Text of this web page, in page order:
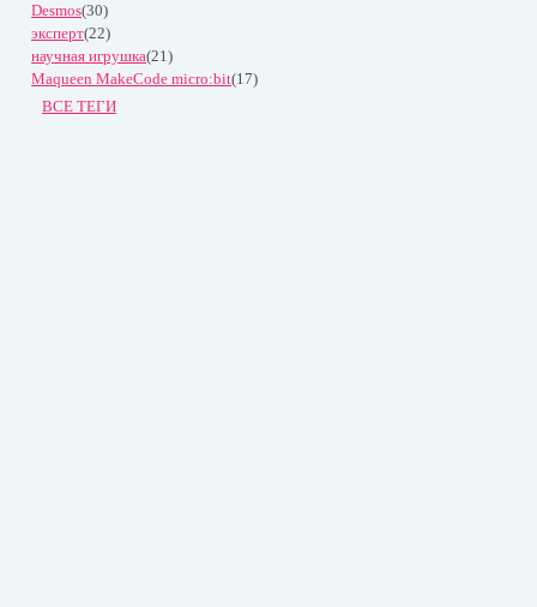
Desmos(30)
эксперт(22)
научная игрушка(21)
Maqueen MakeCode micro:bit(17)
ВСЕ ТЕГИ